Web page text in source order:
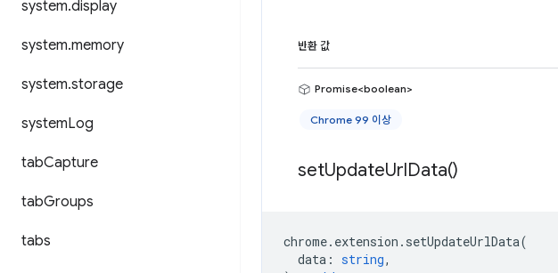
system.display
system.memory
system.storage
systemLog
tabCapture
tabGroups
tabs
반환 값
Promise<boolean>
Chrome 99 이상
setUpdateUrlData()
chrome. extension . setUpdateUrlData(
data : string,